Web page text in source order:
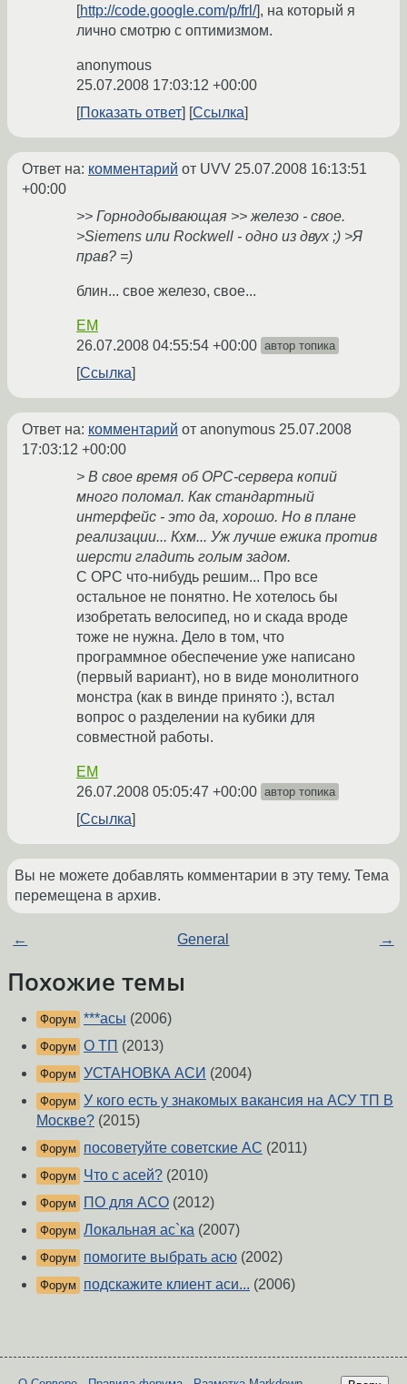
[http://code.google.com/p/frl/], на который я
лично смотрю с оптимизмом.
anonymous
25.07.2008 17:03:12 +00:00
Показать ответ
Ссылка
Ответ на: комментарий от UVV 25.07.2008 16:13:51
+00:00
>> Горнодобывающая >> железо - свое.
>Siemens или Rockwell - одно из двух ;) >Я
прав? =)
блин... свое железо, свое...
EM
26.07.2008 04:55:54 +00:00 автор топика
Ссылка
Ответ на: комментарий от anonymous 25.07.2008
17:03:12 +00:00
> В свое время об OPC-сервера копий
много поломал. Как стандартный
интерфейс - это да, хорошо. Но в плане
реализации... Кхм... Уж лучше ежика против
шерсти гладить голым задом.
С OPC что-нибудь решим... Про все
остальное не понятно. Не хотелось бы
изобретать велосипед, но и скада вроде
тоже не нужна. Дело в том, что
программное обеспечение уже написано
(первый вариант), но в виде монолитного
монстра (как в винде принято :), встал
вопрос о разделении на кубики для
совместной работы.
EM
26.07.2008 05:05:47 +00:00 автор топика
Ссылка
Вы не можете добавлять комментарии в эту тему. Тема
перемещена в архив.
← General →
Похожие темы
Форум ***асы (2006)
Форум О ТП (2013)
Форум УСТАНОВКА АСИ (2004)
Форум У кого есть у знакомых вакансия на АСУ ТП В
Москве? (2015)
Форум посоветуйте советские АС (2011)
Форум Что с асей? (2010)
Форум ПО для АСО (2012)
Форум Локальная ас`ка (2007)
Форум помогите выбрать асю (2002)
Форум подскажите клиент аси... (2006)